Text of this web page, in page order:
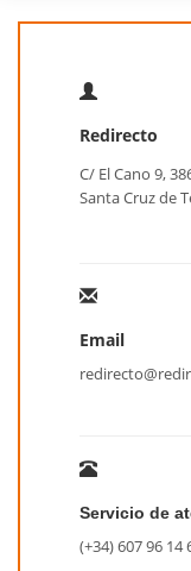
Redirecto
C/ El Cano 9,
Santa Cruz de
Email
Servicio de
(+34) 607 96 14